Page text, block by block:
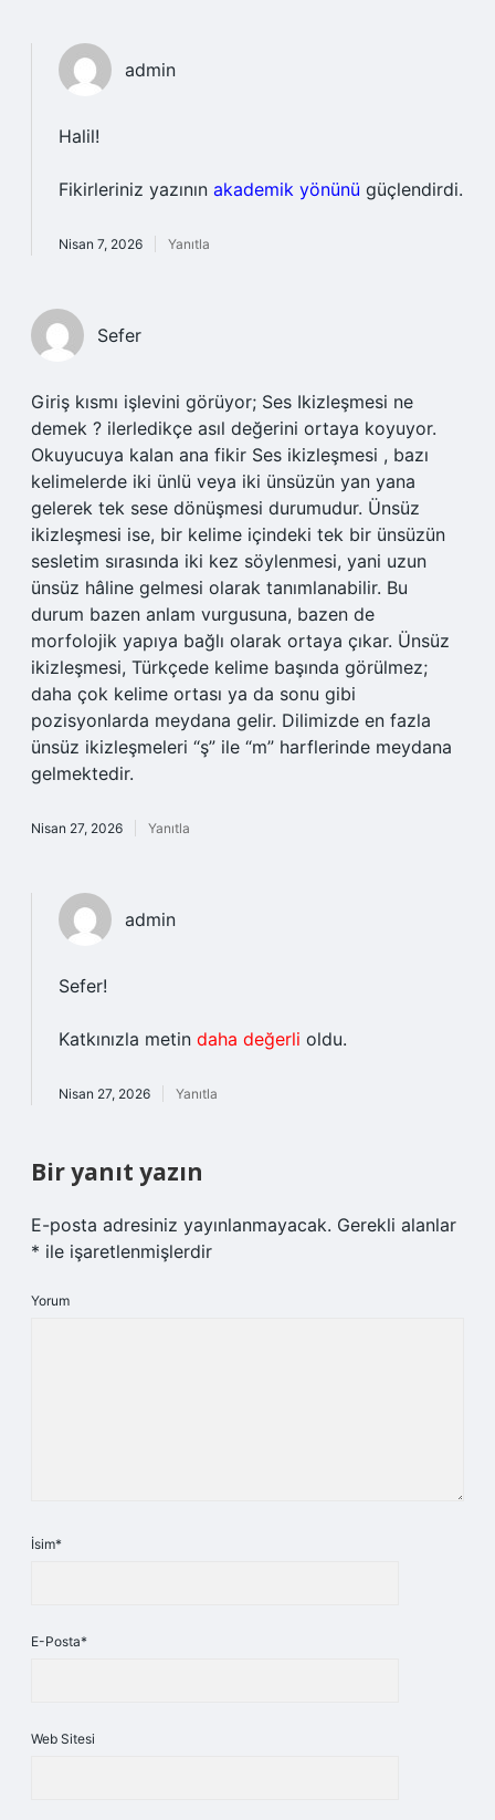
admin
Halil!
Fikirleriniz yazının akademik yönünü güçlendirdi.
Nisan 7, 2026 Yanıtla
Sefer
Giriş kısmı işlevini görüyor; Ses Ikizleşmesi ne
demek ? ilerledikçe asıl değerini ortaya koyuyor.
Okuyucuya kalan ana fikir Ses ikizleşmesi , bazı
kelimelerde iki ünlü veya iki ünsüzün yan yana
gelerek tek sese dönüşmesi durumudur. Ünsüz
ikizleşmesi ise, bir kelime içindeki tek bir ünsüzün
sesletim sırasında iki kez söylenmesi, yani uzun
ünsüz hâline gelmesi olarak tanımlanabilir. Bu
durum bazen anlam vurgusuna, bazen de
morfolojik yapıya bağlı olarak ortaya çıkar. Ünsüz
ikizleşmesi, Türkçede kelime başında görülmez;
daha çok kelime ortası ya da sonu gibi
pozisyonlarda meydana gelir. Dilimizde en fazla
ünsüz ikizleşmeleri “ş” ile “m” harflerinde meydana
gelmektedir.
Nisan 27, 2026 Yanıtla
admin
Sefer!
Katkınızla metin daha değerli oldu.
Nisan 27, 2026 Yanıtla
Bir yanıt yazın
E-posta adresiniz yayınlanmayacak. Gerekli alanlar
* ile işaretlenmişlerdir
Yorum
İsim*
E-Posta*
Web Sitesi